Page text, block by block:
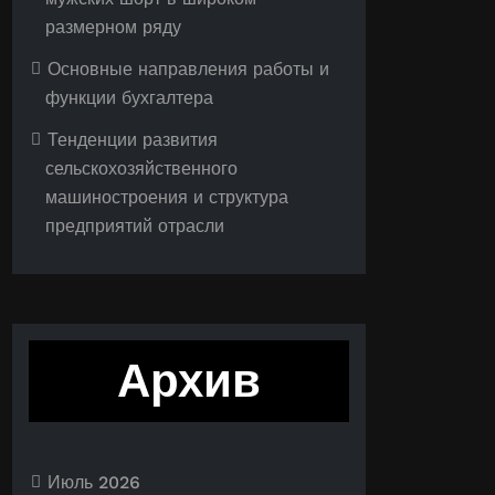
размерном ряду
Основные направления работы и
функции бухгалтера
Тенденции развития
сельскохозяйственного
машиностроения и структура
предприятий отрасли
Архив
Июль 2026